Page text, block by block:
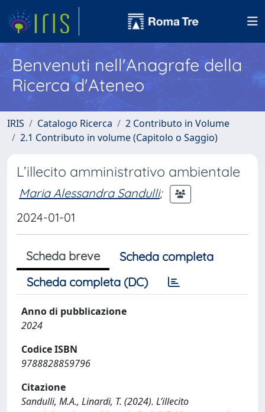
Benvenuti nell'Anagrafe della
Ricerca d'Ateneo
IRIS Catalogo Ricerca
2 Contributo in Volume
2.1 Contributo in volume (Capitolo o Saggio)
L’illecito amministrativo ambientale
Maria Alessandra Sandulli;
2024-01-01
Scheda breve
Scheda completa
Scheda completa (DC)
Anno di pubblicazione
2024
Codice ISBN
9788828859796
Citazione
Sandulli, M.A., Linardi, T. (2024). L’illecito